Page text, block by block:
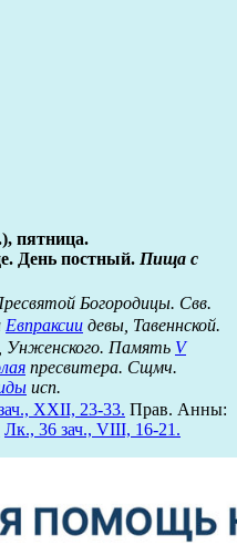
пятница.
День постный. Пища с
Богородицы. Свв.
Евпраксии девы, Тавеннской.
Унженского. Память V
пресвитера. Сщмч.
исп.
XXII, 23-33. Прав. Анны:
Лк., 36 зач., VIII, 16-21.